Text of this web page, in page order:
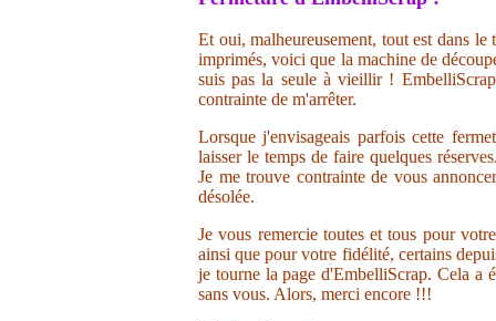
Et oui, malheureusement, tout est dans
imprimés, voici que la machine de
suis pas la seule à vieillir !
contrainte de m'arrêter.
Lorsque j'envisageais parfois cette
laisser le temps de faire quelques
Je me trouve contrainte de vous
désolée.
Je vous remercie toutes et tous pour
ainsi que pour votre fidélité, certains
je tourne la page d'EmbelliScrap. Cela a
sans vous. Alors, merci encore !!!